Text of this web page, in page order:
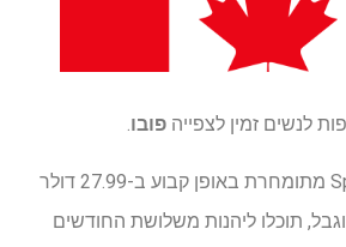
לנשים זמין לצפייה פובו.
חבילת Sports Quarterly מתומחרת באופן קבוע ב-27.99 דולר
תוכלו ליהנות משלושת החודשים